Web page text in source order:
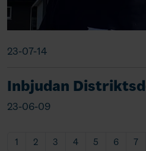
23-07-14
Inbjudan
23-06-09
1 2 3 4 5 6 7